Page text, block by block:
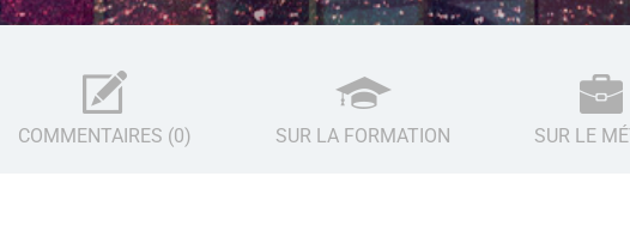
COMMENTAIRES (0) SUR LA FORMATION SUR LE